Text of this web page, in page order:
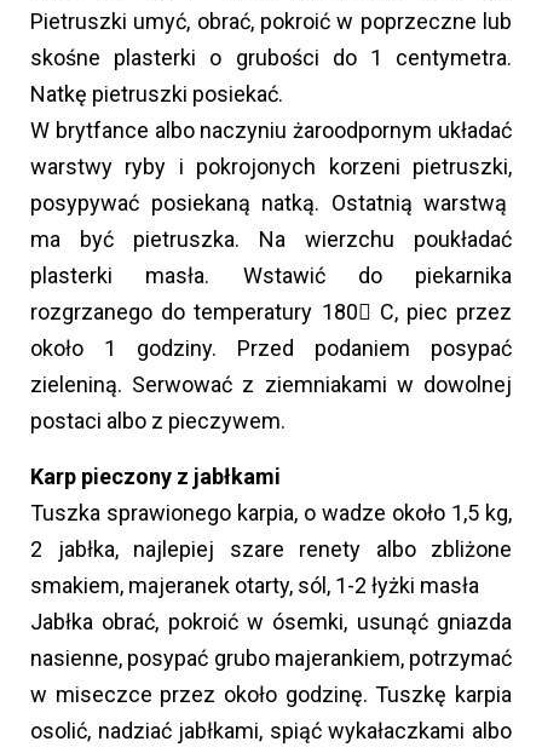
Pietruszki umyć, obrać, pokroić w poprzeczne lub
skośne plasterki o grubości do 1 centymetra.
Natkę pietruszki posiekać.
W brytfance albo naczyniu żaroodpornym układać
warstwy ryby i pokrojonych korzeni pietruszki,
posypywać posiekaną natką. Ostatnią warstwą
ma być pietruszka. Na wierzchu poukładać
plasterki masła. Wstawić do piekarnika
rozgrzanego do temperatury 180 C, piec przez
około 1 godziny. Przed podaniem posypać
zieleniną. Serwować z ziemniakami w dowolnej
postaci albo z pieczywem.
Karp pieczony z jabłkami
Tuszka sprawionego karpia, o wadze około 1,5 kg,
2 jabłka, najlepiej szare renety albo zbliżone
smakiem, majeranek otarty, sól, 1-2 łyżki masła
Jabłka obrać, pokroić w ósemki, usunąć gniazda
nasienne, posypać grubo majerankiem, potrzymać
w miseczce przez około godzinę. Tuszkę karpia
osolić, nadziać jabłkami, spiąć wykałaczkami albo